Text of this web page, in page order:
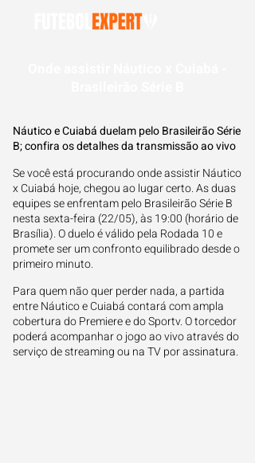
Náutico e Cuiabá duelam pelo Brasileirão Série
B; confira os detalhes da transmissão ao vivo
Se você está procurando onde assistir Náutico
x Cuiabá hoje, chegou ao lugar certo. As duas
equipes se enfrentam pelo Brasileirão Série B
nesta sexta-feira (22/05), às 19:00 (horário de
Brasília). O duelo é válido pela Rodada 10 e
promete ser um confronto equilibrado desde o
primeiro minuto.
Para quem não quer perder nada, a partida
entre Náutico e Cuiabá contará com ampla
cobertura do Premiere e do Sportv. O torcedor
poderá acompanhar o jogo ao vivo através do
serviço de streaming ou na TV por assinatura.